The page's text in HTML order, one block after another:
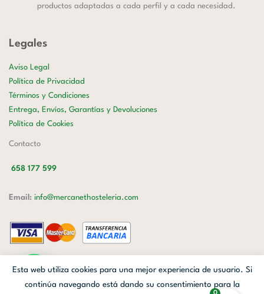
productos adaptadas a cada perfil y a cada necesidad.
Legales
Aviso Legal
Política de Privacidad
Términos y Condiciones
Entrega, Envíos, Garantías y Devoluciones
Política de Cookies
Contacto
658 177 599
Email: info@mercanethosteleria.com
Mercanet © 2026.| Diseñado porAvanzada Digital| Webmaster
Esta web utiliza cookies para una mejor experiencia de usuario. Si
continúa navegando está dando su consentimiento para la